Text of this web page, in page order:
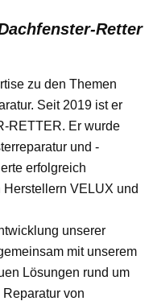
Retter
zu den Themen
Seit 2019 ist er
RETTER. Er wurde
und -
erfolgreich
VELUX und
unserer
mit unserem
Lösungen rund um
von